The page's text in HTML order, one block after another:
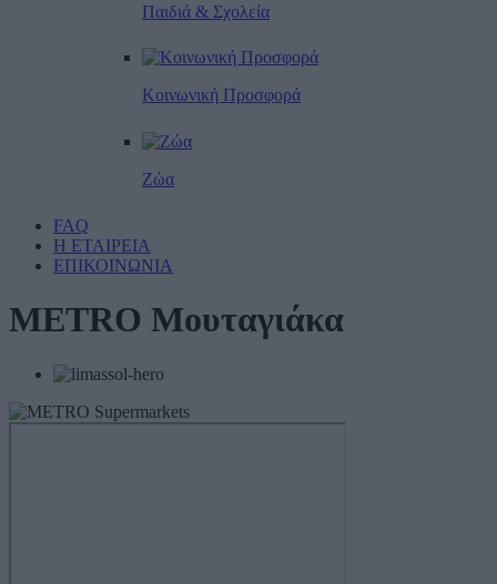
Παιδιά & Σχολεία
Κοινωνική Προσφορά
Ζώα
FAQ
Η ΕΤΑΙΡΕΙΑ
ΕΠΙΚΟΙΝΩΝΙΑ
METRO Μουταγιάκα